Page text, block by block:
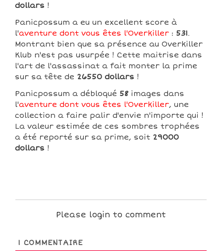
dollars !
Panicpossum a eu un excellent score à
l'aventure dont vous êtes l'Overkiller : 531.
Montrant bien que sa présence au Overkiller
Klub n'est pas usurpée ! Cette maitrise dans
l'art de l'assassinat a fait monter la prime
sur sa tête de 26550 dollars !
Panicpossum a débloqué 58 images dans
l'aventure dont vous êtes l'Overkiller, une
collection a faire palir d'envie n'importe qui !
La valeur estimée de ces sombres trophées
a été reporté sur sa prime, soit 29000
dollars !
Please login to comment
1 COMMENTAIRE